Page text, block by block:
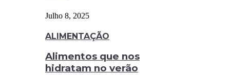
Julho 8, 2025
ALIMENTAÇÃO
Alimentos que nos
hidratam no verão